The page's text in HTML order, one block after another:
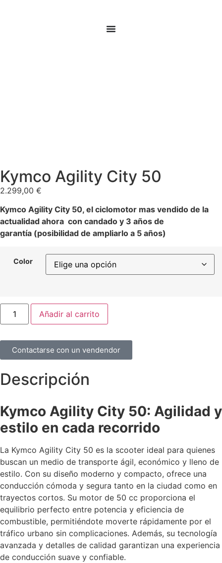
Kymco Agility City 50
2.299,00 €
Kymco Agility City 50, el ciclomotor mas vendido de la
actualidad ahora con candado y 3 años de
garantía (posibilidad de ampliarlo a 5 años)
Color
Añadir al carrito
Contactarse con un vendendor
Descripción
Kymco Agility City 50: Agilidad y
estilo en cada recorrido
La Kymco Agility City 50 es la scooter ideal para quienes
buscan un medio de transporte ágil, económico y lleno de
estilo. Con su diseño moderno y compacto, ofrece una
conducción cómoda y segura tanto en la ciudad como en
trayectos cortos. Su motor de 50 cc proporciona el
equilibrio perfecto entre potencia y eficiencia de
combustible, permitiéndote moverte rápidamente por el
tráfico urbano sin complicaciones. Además, su tecnología
avanzada y detalles de calidad garantizan una experiencia
de conducción suave y confiable.